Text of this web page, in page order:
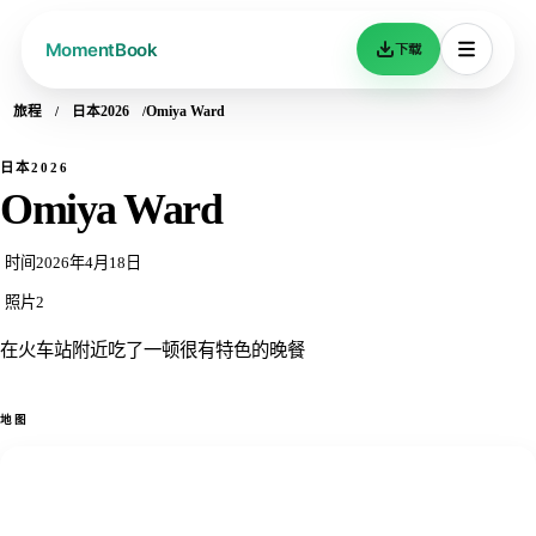
下载
旅程 日本2026 Omiya Ward
日本2026
Omiya Ward
时间 2026年4月18日
照片2
在火车站附近吃了一顿很有特色的晚餐
地图